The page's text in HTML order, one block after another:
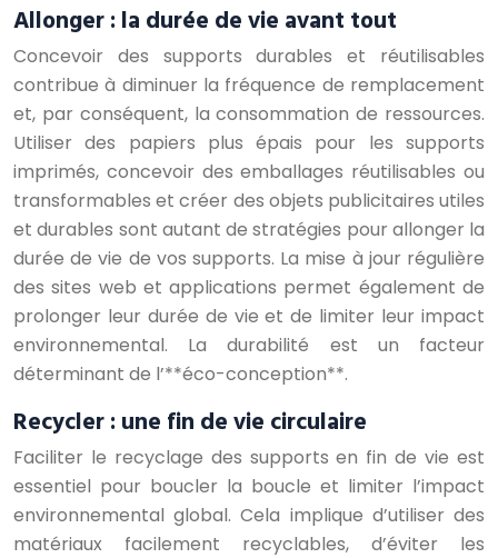
Allonger : la durée de vie avant tout
Concevoir des supports durables et réutilisables
contribue à diminuer la fréquence de remplacement
et, par conséquent, la consommation de ressources.
Utiliser des papiers plus épais pour les supports
imprimés, concevoir des emballages réutilisables ou
transformables et créer des objets publicitaires utiles
et durables sont autant de stratégies pour allonger la
durée de vie de vos supports. La mise à jour régulière
des sites web et applications permet également de
prolonger leur durée de vie et de limiter leur impact
environnemental. La durabilité est un facteur
déterminant de l’**éco-conception**.
Recycler : une fin de vie circulaire
Faciliter le recyclage des supports en fin de vie est
essentiel pour boucler la boucle et limiter l’impact
environnemental global. Cela implique d’utiliser des
matériaux facilement recyclables, d’éviter les